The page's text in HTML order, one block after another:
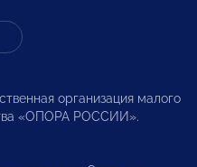
организация малого
«ОПОРА РОССИИ».